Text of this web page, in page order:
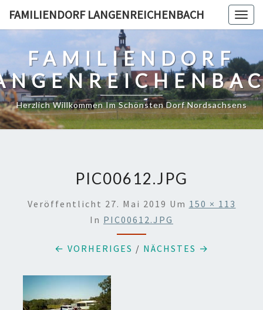
content
FAMILIENDORF LANGENREICHENBACH
FAMILIENDORF
Herzlich Willkommen Im Schönsten Dorf Nordsachsens
PIC00612.JPG
Veröffentlicht 27. Mai 2019 Um 150 × 113
In PIC00612.JPG
← VORHERIGES / NÄCHSTES →